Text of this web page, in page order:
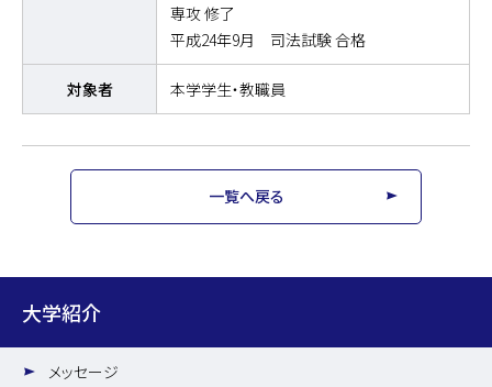
専攻 修了
平成24年9月 司法試験 合格
対象者 本学学生・教職員
一覧へ戻る
大学紹介
メッセージ